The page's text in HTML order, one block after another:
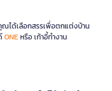
ได้เลือกสรรเพื่อตกแต่งบ้าน
ONEหรือ เก้าอี้ทำงาน